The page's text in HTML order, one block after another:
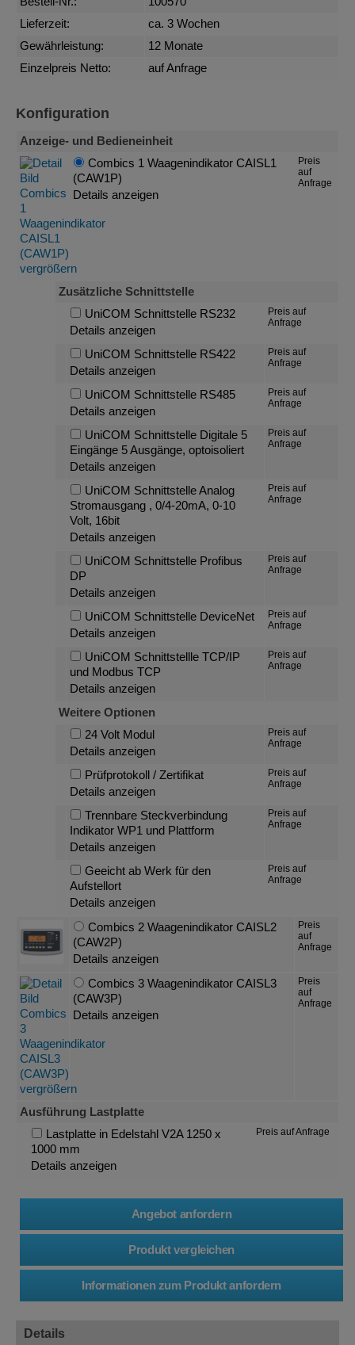
Lieferzeit:
ca. 3 Wochen
Gewährleistung:
12 Monate
Einzelpreis Netto:
auf Anfrage
Konfiguration
Anzeige- und Bedieneinheit
Combics 1 Waagenindikator CAISL1
(CAW1P)
Details anzeigen
Preis
auf
Anfrage
Zusätzliche Schnittstelle
UniCOM Schnittstelle RS232
Details anzeigen
Preis auf
Anfrage
UniCOM Schnittstelle RS422
Details anzeigen
Preis auf
Anfrage
UniCOM Schnittstelle RS485
Details anzeigen
Preis auf
Anfrage
UniCOM Schnittstelle Digitale 5
Eingänge 5 Ausgänge, optoisoliert
Details anzeigen
Preis auf
Anfrage
UniCOM Schnittstelle Analog
Stromausgang , 0/4-20mA, 0-10
Volt, 16bit
Details anzeigen
Preis auf
Anfrage
UniCOM Schnittstelle Profibus
DP
Details anzeigen
Preis auf
Anfrage
UniCOM Schnittstelle DeviceNet
Details anzeigen
Preis auf
Anfrage
UniCOM Schnittstellle TCP/IP
und Modbus TCP
Details anzeigen
Preis auf
Anfrage
Weitere Optionen
24 Volt Modul
Details anzeigen
Preis auf
Anfrage
Prüfprotokoll / Zertifikat
Details anzeigen
Preis auf
Anfrage
Trennbare Steckverbindung
Indikator WP1 und Plattform
Details anzeigen
Preis auf
Anfrage
Geeicht ab Werk für den
Aufstellort
Details anzeigen
Preis auf
Anfrage
Combics 2 Waagenindikator CAISL2
(CAW2P)
Details anzeigen
Preis
auf
Anfrage
Combics 3 Waagenindikator CAISL3
(CAW3P)
Details anzeigen
Preis
auf
Anfrage
Ausführung Lastplatte
Lastplatte in Edelstahl V2A 1250 x
1000 mm
Details anzeigen
Preis auf Anfrage
Details